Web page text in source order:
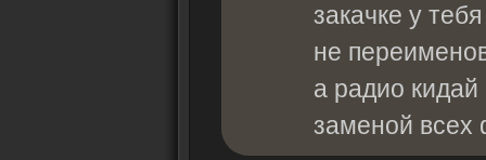
закачке у
не
а радио
заменой всех